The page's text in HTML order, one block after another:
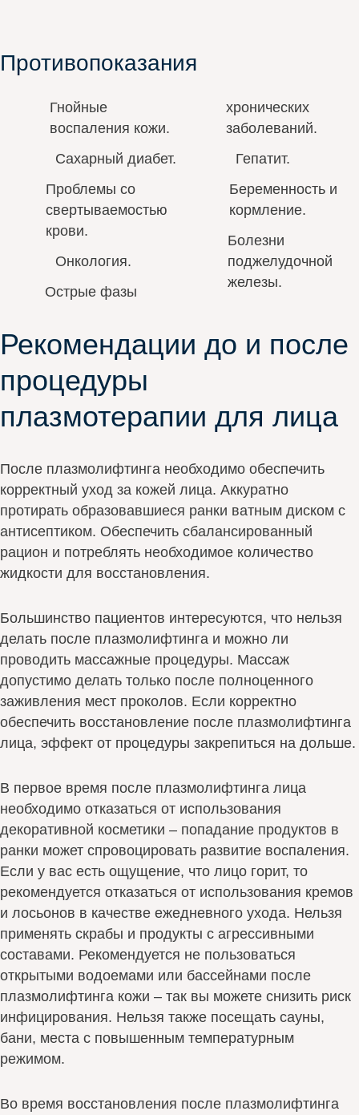
Противопоказания
Гнойные
воспаления кожи.
Сахарный диабет.
Проблемы со
свертываемостью
крови.
Онкология.
Острые фазы
хронических
заболеваний.
Гепатит.
Беременность и
кормление.
Болезни
поджелудочной
железы.
Рекомендации до и после
процедуры
плазмотерапии для лица
После плазмолифтинга необходимо обеспечить
корректный уход за кожей лица. Аккуратно
протирать образовавшиеся ранки ватным диском с
антисептиком. Обеспечить сбалансированный
рацион и потреблять необходимое количество
жидкости для восстановления.
Большинство пациентов интересуются, что нельзя
делать после плазмолифтинга и можно ли
проводить массажные процедуры. Массаж
допустимо делать только после полноценного
заживления мест проколов. Если корректно
обеспечить восстановление после плазмолифтинга
лица, эффект от процедуры закрепиться на дольше.
В первое время после плазмолифтинга лица
необходимо отказаться от использования
декоративной косметики – попадание продуктов в
ранки может спровоцировать развитие воспаления.
Если у вас есть ощущение, что лицо горит, то
рекомендуется отказаться от использования кремов
и лосьонов в качестве ежедневного ухода. Нельзя
применять скрабы и продукты с агрессивными
составами. Рекомендуется не пользоваться
открытыми водоемами или бассейнами после
плазмолифтинга кожи – так вы можете снизить риск
инфицирования. Нельзя также посещать сауны,
бани, места с повышенным температурным
режимом.
Во время восстановления после плазмолифтинга